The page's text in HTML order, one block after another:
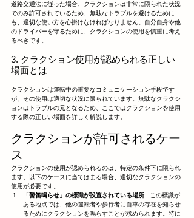
道路交通法に従った場合、クラクションは非常に限られた状況
でのみ許可されているため、無駄なトラブルを避けるために
も、適切な使い方を心掛けなければなりません。自分自身や他
のドライバーを守るために、クラクションの使用を慎重に考え
るべきです。
3. クラクション使用が認められる正しい
場面とは
クラクションは運転中の重要なコミュニケーション手段です
が、その使用は適切な状況に限られています。無駄なクラクシ
ョンはトラブルの元となるため、ここではクラクションを使用
する際の正しい場面を詳しく解説します。
クラクションが許可されるケー
ス
クラクションの使用が認められるのは、特定の条件下に限られ
ます。以下のケースに当てはまる場合、適切なクラクションの
使用が必要です。
「警笛鳴らせ」の標識が設置されている場所 - この標識が
ある地点では、他の運転者や歩行者に自車の存在を知らせ
るためにクラクションを鳴らすことが求められます。特に